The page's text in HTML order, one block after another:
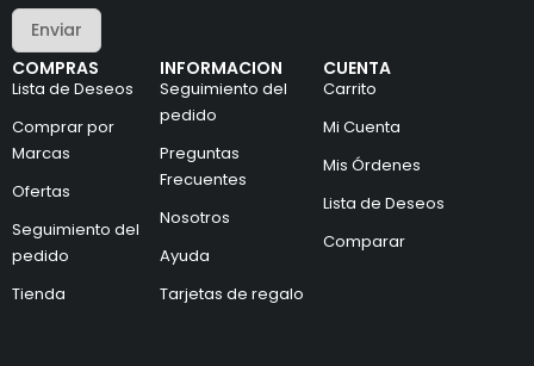
COMPRAS
Lista de Deseos
Comprar por
Marcas
Ofertas
Seguimiento del
pedido
Tienda
INFORMACION
Seguimiento del
pedido
Preguntas
Frecuentes
Nosotros
Ayuda
Tarjetas de regalo
CUENTA
Carrito
Mi Cuenta
Mis Órdenes
Lista de Deseos
Comparar
r
o
e
e
l
e
t
r
n
c
o
Enviar